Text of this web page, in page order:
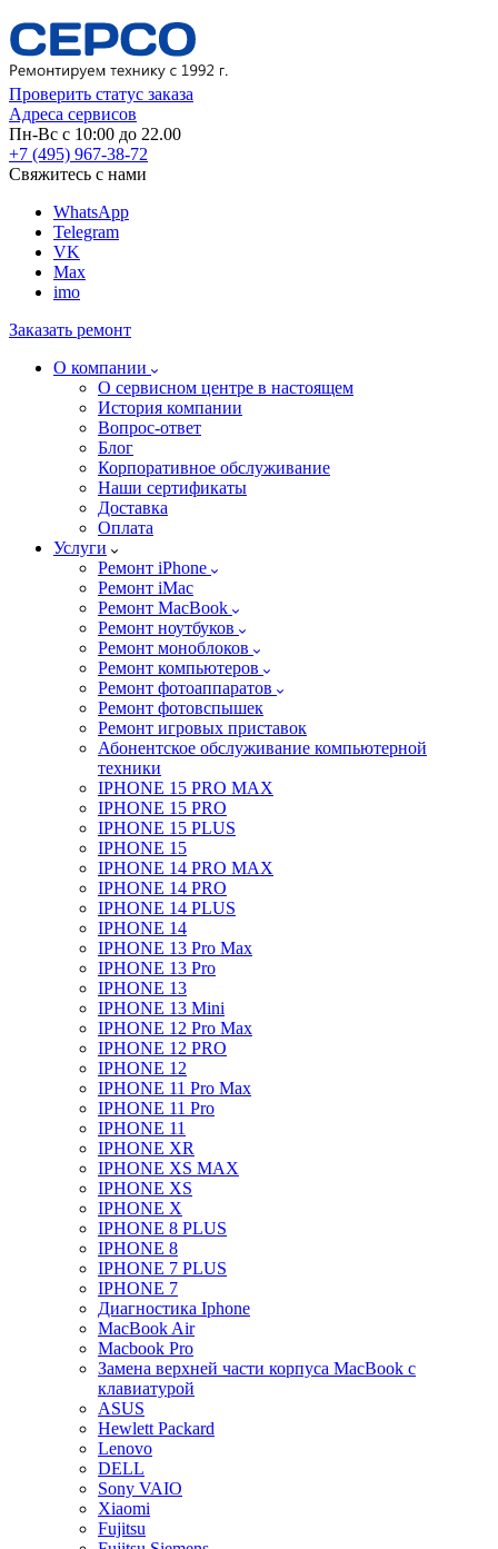
Проверить статус заказа
Адреса сервисов
Пн-Вс с 10:00 до 22.00
+7 (495) 967-38-72
Свяжитесь с нами
WhatsApp
Telegram
VK
Max
imo
Заказать ремонт
О компании
О сервисном центре в настоящем
История компании
Вопрос-ответ
Блог
Корпоративное обслуживание
Наши сертификаты
Доставка
Оплата
Услуги
Ремонт iPhone
Ремонт iMac
Ремонт MacBook
Ремонт ноутбуков
Ремонт моноблоков
Ремонт компьютеров
Ремонт фотоаппаратов
Ремонт фотовспышек
Ремонт игровых приставок
Абонентское обслуживание компьютерной
техники
IPHONE 15 PRO MAX
IPHONE 15 PRO
IPHONE 15 PLUS
IPHONE 15
IPHONE 14 PRO MAX
IPHONE 14 PRO
IPHONE 14 PLUS
IPHONE 14
IPHONE 13 Pro Max
IPHONE 13 Pro
IPHONE 13
IPHONE 13 Mini
IPHONE 12 Pro Max
IPHONE 12 PRO
IPHONE 12
IPHONE 11 Pro Max
IPHONE 11 Pro
IPHONE 11
IPHONE XR
IPHONE XS MAX
IPHONE XS
IPHONE X
IPHONE 8 PLUS
IPHONE 8
IPHONE 7 PLUS
IPHONE 7
Диагностика Iphone
MacBook Air
Macbook Pro
Замена верхней части корпуса MacBook с
клавиатурой
ASUS
Hewlett Packard
Lenovo
DELL
Sony VAIO
Xiaomi
Fujitsu